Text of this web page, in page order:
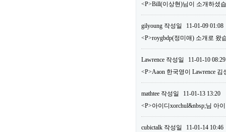
<P>Bill(이상현)님이 소개하셨
gilyoung 작성일
11-01-09 01:08
<P>roygbdp(정미애) 소개로 왔
Lawrence 작성일
11-01-10 08:29
<P>Aaon 한국영이 Lawrence
mathtee 작성일
11-01-13 13:20
<P>아이디xorchul&nbsp;님 아
cubictalk 작성일
11-01-14 10:46